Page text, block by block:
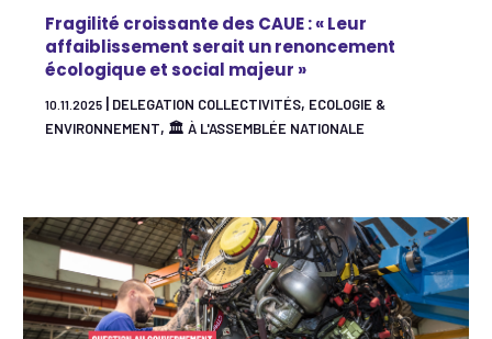
Fragilité croissante des CAUE : « Leur
affaiblissement serait un renoncement
écologique et social majeur »
10.11.2025 DELEGATION COLLECTIVITÉS, ECOLOGIE &
ENVIRONNEMENT, 🏛 À L'ASSEMBLÉE NATIONALE